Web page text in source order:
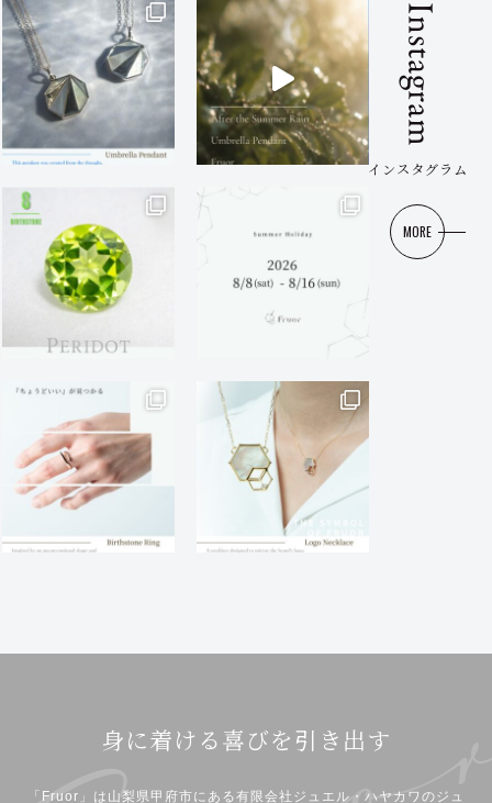
Instagram
インスタグラム
MORE
身に着ける喜びを引き出す
「Fruor」は山梨県甲府市にある有限会社ジュエル・ハヤカワのジュ